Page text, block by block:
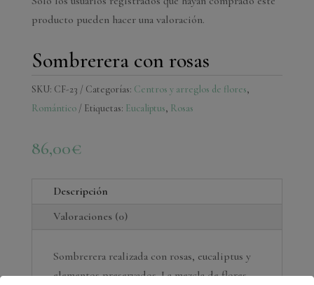
producto pueden hacer una valoración.
Sombrerera con rosas
SKU: CF-23 Categorías: Centros y arreglos de flores,
Romántico
Etiquetas: Eucaliptus, Rosas
86,00€
Descripción
Valoraciones (0)
Sombrerera realizada con rosas, eucaliptus y
elementos preservados. La mezcla de flores